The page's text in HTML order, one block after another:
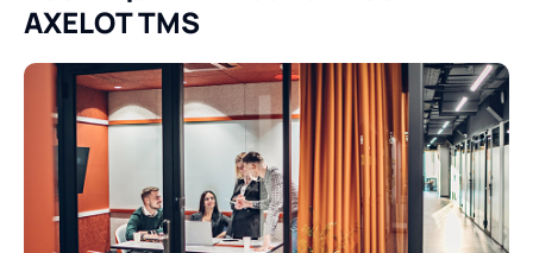
Роботизация
Академия
База знаний
Контакты
О компании
О компании
Партнеры
Продукты
AXELOT TMS